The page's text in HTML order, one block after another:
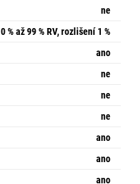
ne
% až 99 % RV, rozlišení 1 %
ano
ne
ne
ne
ano
ano
ano